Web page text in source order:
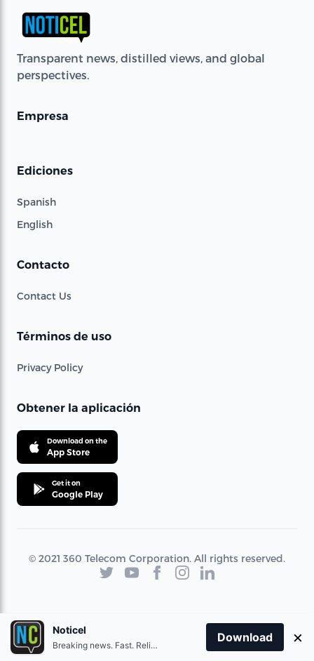
Transparent news, distilled views, and global
perspectives.
Empresa
Ediciones
Spanish
English
Contacto
Contact Us
Términos de uso
Privacy Policy
Obtener la aplicación
Download on the
App Store
Get it on
Google Play
© 2021 360 Telecom Corporation. All rights reserved.
Noticel
Breaking news. Fast. Reliable.
Download ×